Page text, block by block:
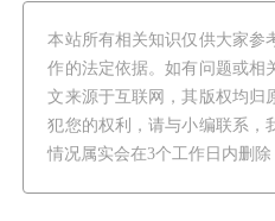
本站所有相关知识仅供大家参
作的法定依据。如有问题或相
文来源于互联网，其版权均归
犯您的权利，请与小编联系，
情况属实会在3个工作日内删除